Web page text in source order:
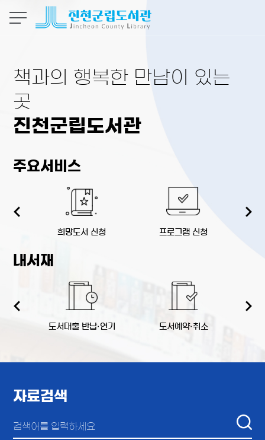
책과의 행복한 만남이 있는
곳
진천군립도서관
주요서비스
희망도서 신청 프로그램 신청
내서재
도서대출 반납·연기 도서예약·취소
자료검색